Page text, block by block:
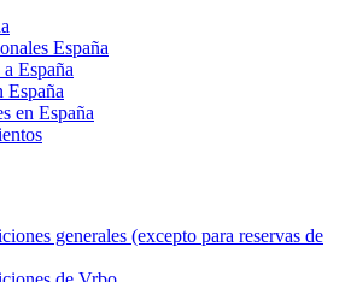
España
España
España
en España
generales (excepto para reservas de